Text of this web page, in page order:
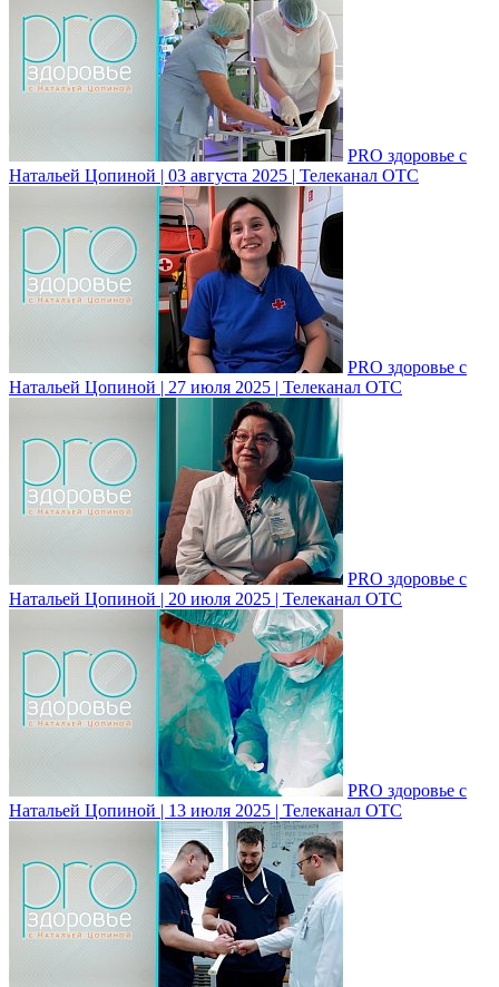
PRO здоровье с
Натальей Цопиной | 03 августа 2025 | Телеканал ОТС
PRO здоровье с
Натальей Цопиной | 27 июля 2025 | Телеканал ОТС
PRO здоровье с
Натальей Цопиной | 20 июля 2025 | Телеканал ОТС
PRO здоровье с
Натальей Цопиной | 13 июля 2025 | Телеканал ОТС